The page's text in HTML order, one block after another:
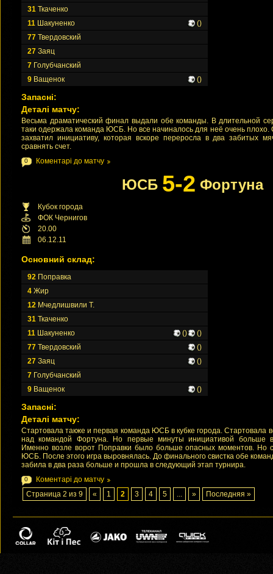
31 Ткаченко
11 Шакуненко
()
77 Твердовский
27 Заяц
7 Голубчанский
9 Ващенок ()
Запасні:
Деталі матчу:
Весьма драматический финал выдали обе команды. В длительной
таки одержала команда ЮСБ. Но все начиналось для неё очень плохо.
захватил инициативу, которая вскоре переросла в два забитых
сравнять счет.
0 Коментарі до матчу
ЮСБ 5-2 Фортуна
Кубок города
ФОК Чернигов
20.00
06.12.11
Основний склад:
92 Поправка
4 Жир
12 Мчедлишвили Т.
31 Ткаченко
11 Шакуненко ()
()
77 Твердовский
()
27 Заяц
()
7 Голубчанский
9 Ващенок ()
Запасні:
Деталі матчу:
Стартовала также и первая команда ЮСБ в кубке города. Стартовала
над командой Фортуна. Но первые минуты инициативой больше
Именно возле ворот Поправки было больше опасных моментов. Но
ЮСБ. После этого игра выровнялась. До финального свистка обе
забила в два раза больше и прошла в следующий этап турнира.
0
Коментарі до матчу
Страница 2 из 9
« 1 2 3 4 5 ... » Последняя »